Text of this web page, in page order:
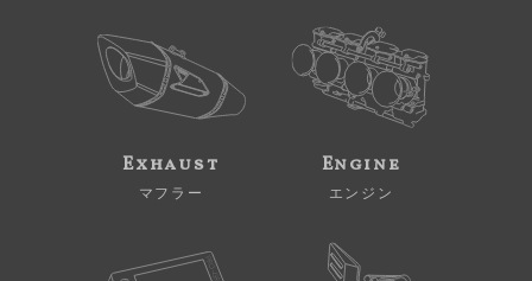
Exhaust
マフラー
Engine
エンジン